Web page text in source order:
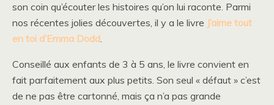
son coin qu’écouter les histoires qu’on lui raconte. Parmi
nos récentes jolies découvertes, il y a le livre J’aime tout
en toi d’Emma Dodd.
Conseillé aux enfants de 3 à 5 ans, le livre convient en
fait parfaitement aux plus petits. Son seul « défaut » c’est
de ne pas être cartonné, mais ça n’a pas grande